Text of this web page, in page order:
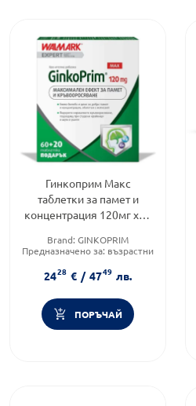
Гинкоприм Макс
таблетки за памет и
концентрация 120мг х60
Brand: GINKOPRIM
Предназначено за: възрастни
2428 € / 4749 лв.
ПОРЪЧАЙ